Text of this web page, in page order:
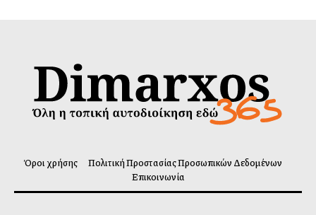
Όροι χρήσης
Πολιτική Προστασίας Προσωπικών Δεδομένων
Επικοινωνία